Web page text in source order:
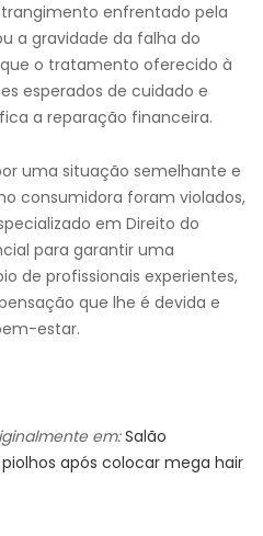
enfrentado pela
a gravidade da falha do
o tratamento oferecido à
esperados de cuidado e
a reparação financeira.
uma situação semelhante e
consumidora foram violados,
em Direito do
para garantir uma
de profissionais experientes,
que lhe é devida e
estar.
em: Salão
após colocar mega hair